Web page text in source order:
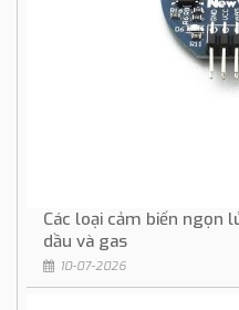
Các loại cảm biến ngọn
dầu và gas
10-07-2026